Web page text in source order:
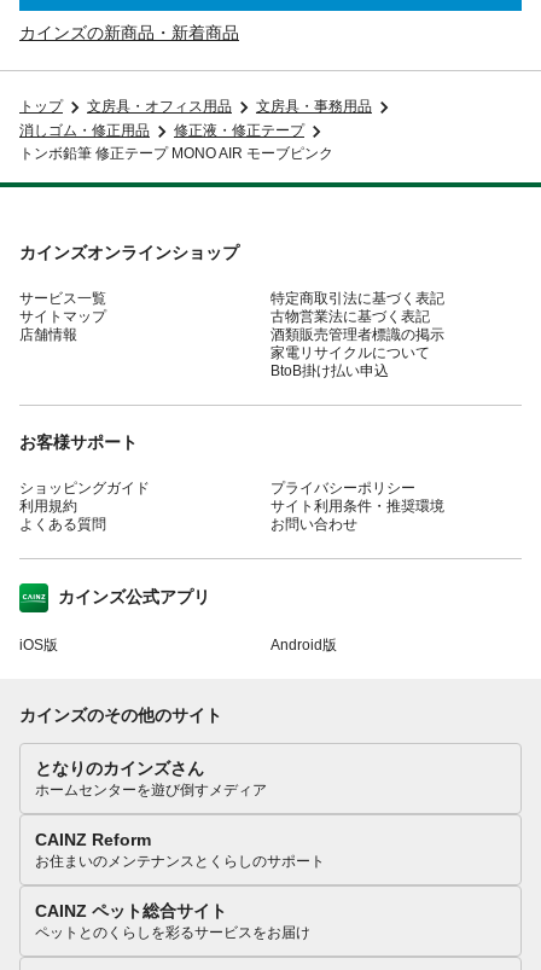
カインズの新商品・新着商品
トップ 文房具・オフィス用品
文房具・事務用品
消しゴム・修正用品
修正液・修正テープ
トンボ鉛筆 修正テープ MONO AIR モーブピンク
カインズオンラインショップ
サービス一覧
サイトマップ
店舗情報
特定商取引法に基づく表記
古物営業法に基づく表記
酒類販売管理者標識の掲示
家電リサイクルについて
BtoB掛け払い申込
お客様サポート
ショッピングガイド
利用規約
よくある質問
プライバシーポリシー
サイト利用条件・推奨環境
お問い合わせ
カインズ公式アプリ
iOS版 Android版
カインズのその他のサイト
となりのカインズさん
ホームセンターを遊び倒すメディア
CAINZ Reform
お住まいのメンテナンスとくらしのサポート
CAINZ ペット総合サイト
ペットとのくらしを彩るサービスをお届け